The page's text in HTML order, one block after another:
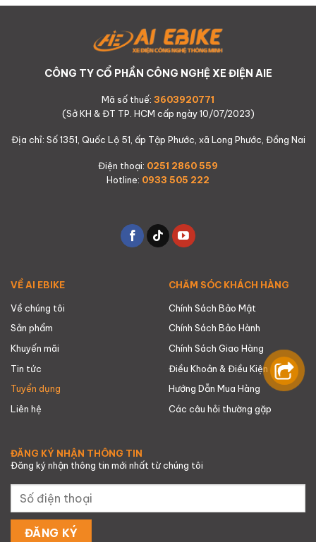
CÔNG TY CỔ PHẦN CÔNG NGHỆ XE ĐIỆN AIE
Mã số thuế: 3603920771
(Sở KH & ĐT TP. HCM cấp ngày 10/07/2023)
Địa chỉ: Số 1351, Quốc Lộ 51, ấp Tập Phước, xã Long Phước, Đồng Nai
Điện thoại: 0251 2860 559
Hotline: 0933 505 222
VỀ AI EBIKE
Về chúng tôi
Sản phẩm
Khuyến mãi
Tin tức
Tuyển dụng
Liên hệ
CHĂM SÓC KHÁCH HÀNG
Chính Sách Bảo Mật
Chính Sách Bảo Hành
Chính Sách Giao Hàng
Điều Khoản & Điều Kiện
Hướng Dẫn Mua Hàng
Các câu hỏi thường gặp
ĐĂNG KÝ NHẬN THÔNG TIN
Đăng ký nhận thông tin mới nhất từ chúng tôi